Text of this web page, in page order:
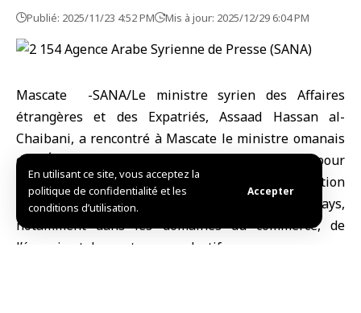
En utilisant ce site, vous acceptez la
politique de confidentialité et les
conditions d’utilisation.
Accepter
Publié: 2025/11/23 4:52 PM Mis à jour: 2025/12/29 6:04 PM
Mascate -SANA/Le ministre syrien des Affaires
étrangères et des Expatriés,Assaad Hassan al-
Chaibani, a rencontré à Mascate le ministre omanais
de l’Économie,
, pour
discuter des moyens de renforcer la coopération
économique et d’investissement entre les deux pays,
notamment dans les domaines du commerce, de
l’énergie et des secteurs productifs.